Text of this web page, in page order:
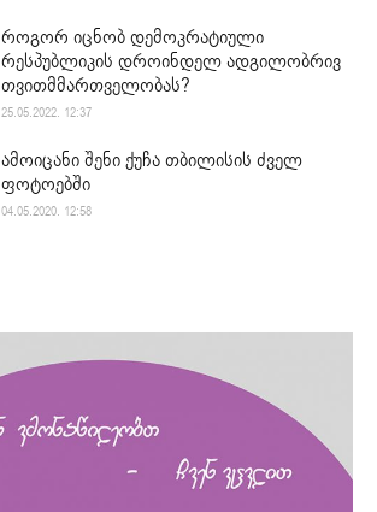
როგორ იცნობ დემოკრატიული
რესპუბლიკის დროინდელ ადგილობრივ
თვითმმართველობას?
25.05.2022. 12:37
ამოიცანი შენი ქუჩა თბილისის ძველ
ფოტოებში
04.05.2020. 12:58